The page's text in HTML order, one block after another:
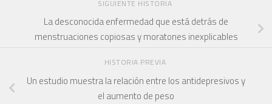
SIGUIENTE HISTORIA
La desconocida enfermedad que está detrás de
menstruaciones copiosas y moratones inexplicables
HISTORIA PREVIA
Un estudio muestra la relación entre los antidepresivos y
el aumento de peso